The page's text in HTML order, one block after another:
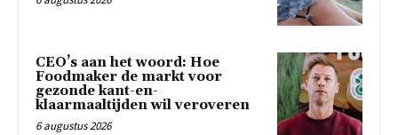
CEO’s aan het woord: Hoe
Foodmaker de markt voor
gezonde kant-en-
klaarmaaltijden wil veroveren
6 augustus 2026